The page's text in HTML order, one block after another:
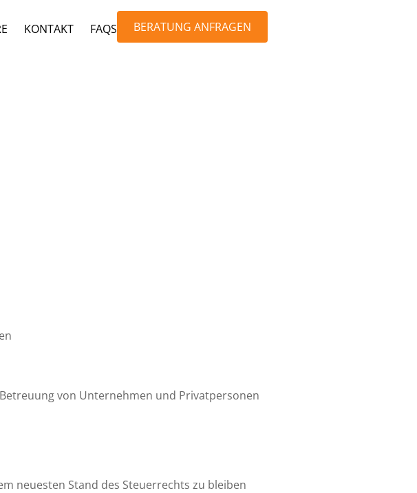
KONTAKT FAQS BERATUNG ANFRAGEN
von Unternehmen und Privatpersonen
neuesten Stand des Steuerrechts zu bleiben